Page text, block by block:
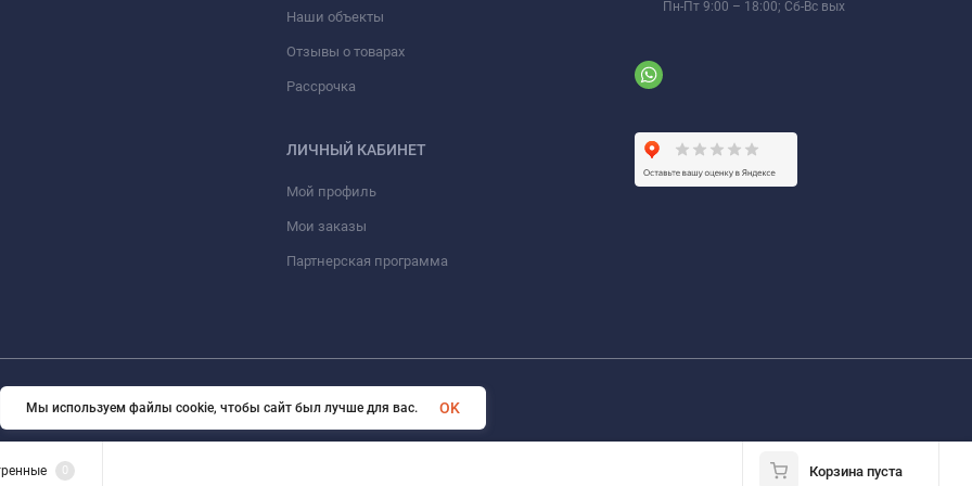
Услуги
Наши объекты
Отзывы о товарах
ЛИЧНЫЙ КАБИНЕТ
Мой профиль
Мои заказы
0 Корзина пуста
Мы используем файлы cookie, чтобы сайт был лучше для вас. OK